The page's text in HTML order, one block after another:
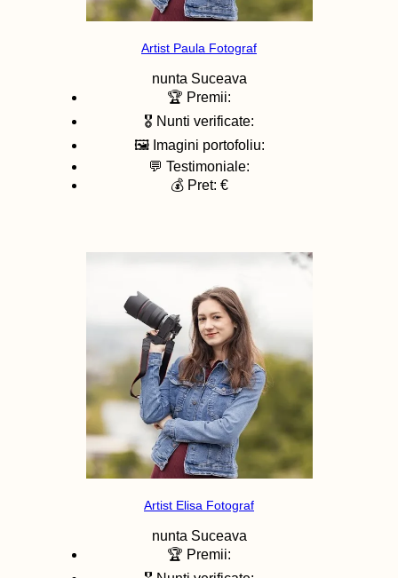
Artist Paula Fotograf
nunta Suceava
🏆 Premii:
🎖️ Nunti verificate:
🖼️ Imagini portofoliu:
💬 Testimoniale:
💰 Pret: €
Artist Elisa Fotograf
nunta Suceava
🏆 Premii: